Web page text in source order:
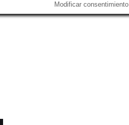
Modificar consentimiento